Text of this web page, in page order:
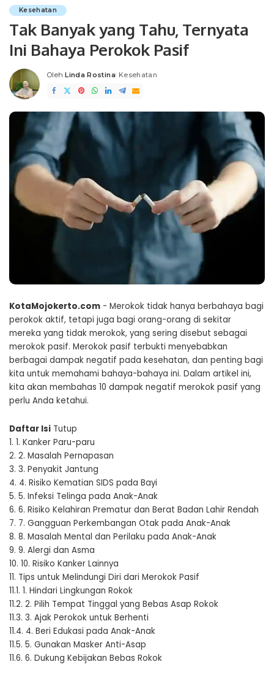
Kesehatan
Tak Banyak yang Tahu, Ternyata
Ini Bahaya Perokok Pasif
Posted
by
Oleh Linda Rostina Kesehatan
KotaMojokerto.com - Merokok tidak hanya berbahaya bagi
perokok aktif, tetapi juga bagi orang-orang di sekitar
mereka yang tidak merokok, yang sering disebut sebagai
merokok pasif. Merokok pasif terbukti menyebabkan
berbagai dampak negatif pada kesehatan, dan penting bagi
kita untuk memahami bahaya-bahaya ini. Dalam artikel ini,
kita akan membahas 10 dampak negatif merokok pasif yang
perlu Anda ketahui.
Daftar Isi Tutup
1. 1. Kanker Paru-paru
2. 2. Masalah Pernapasan
3. 3. Penyakit Jantung
4. 4. Risiko Kematian SIDS pada Bayi
5. 5. Infeksi Telinga pada Anak-Anak
6. 6. Risiko Kelahiran Prematur dan Berat Badan Lahir Rendah
7. 7. Gangguan Perkembangan Otak pada Anak-Anak
8. 8. Masalah Mental dan Perilaku pada Anak-Anak
9. 9. Alergi dan Asma
10. 10. Risiko Kanker Lainnya
11. Tips untuk Melindungi Diri dari Merokok Pasif
11.1. 1. Hindari Lingkungan Rokok
11.2. 2. Pilih Tempat Tinggal yang Bebas Asap Rokok
11.3. 3. Ajak Perokok untuk Berhenti
11.4. 4. Beri Edukasi pada Anak-Anak
11.5. 5. Gunakan Masker Anti-Asap
11.6. 6. Dukung Kebijakan Bebas Rokok